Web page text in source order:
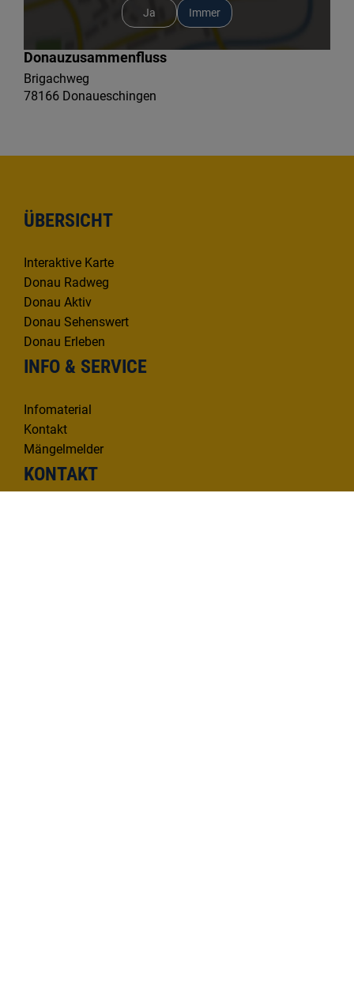
Ja Immer
Donauzusammenfluss
Brigachweg
78166 Donaueschingen
ÜBERSICHT
Interaktive Karte
Donau Radweg
Donau Aktiv
Donau Sehenswert
Donau Erleben
INFO & SERVICE
Infomaterial
Kontakt
Mängelmelder
KONTAKT